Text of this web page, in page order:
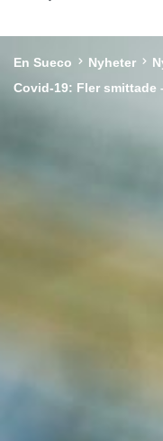
En Sueco Nyheter
Covid-19: Fler